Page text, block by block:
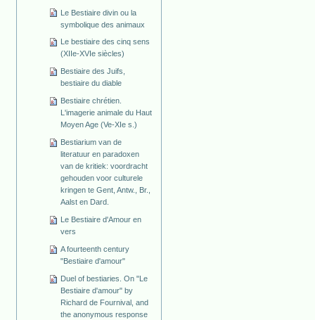
Le Bestiaire divin ou la
symbolique des animaux
Le bestiaire des cinq sens
(XIIe-XVIe siècles)
Bestiaire des Juifs,
bestiaire du diable
Bestiaire chrétien.
L'imagerie animale du Haut
Moyen Age (Ve-XIe s.)
Bestiarium van de
literatuur en paradoxen
van de kritiek: voordracht
gehouden voor culturele
kringen te Gent, Antw., Br.,
Aalst en Dard.
Le Bestiaire d'Amour en
vers
A fourteenth century
"Bestiaire d'amour"
Duel of bestiaries. On "Le
Bestiaire d'amour" by
Richard de Fournival, and
the anonymous response